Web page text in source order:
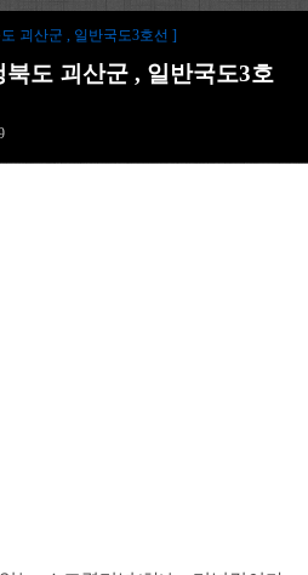
괴산군 , 일반국도3호선 ]
도 괴산군 , 일반국도3호